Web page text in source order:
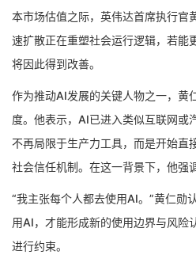
本市场估值之际，英伟达首席执行官
速扩散正在重塑社会运行逻辑，若能
将因此得到改善。
作为推动AI发展的关键人物之一，黄
度。他表示，AI已进入类似互联网或
不再局限于生产力工具，而是开始直
社会信任机制。在这一背景下，他强
“我主张每个人都去使用AI。”黄仁勋
用AI，才能形成新的使用边界与风险
进行约束。